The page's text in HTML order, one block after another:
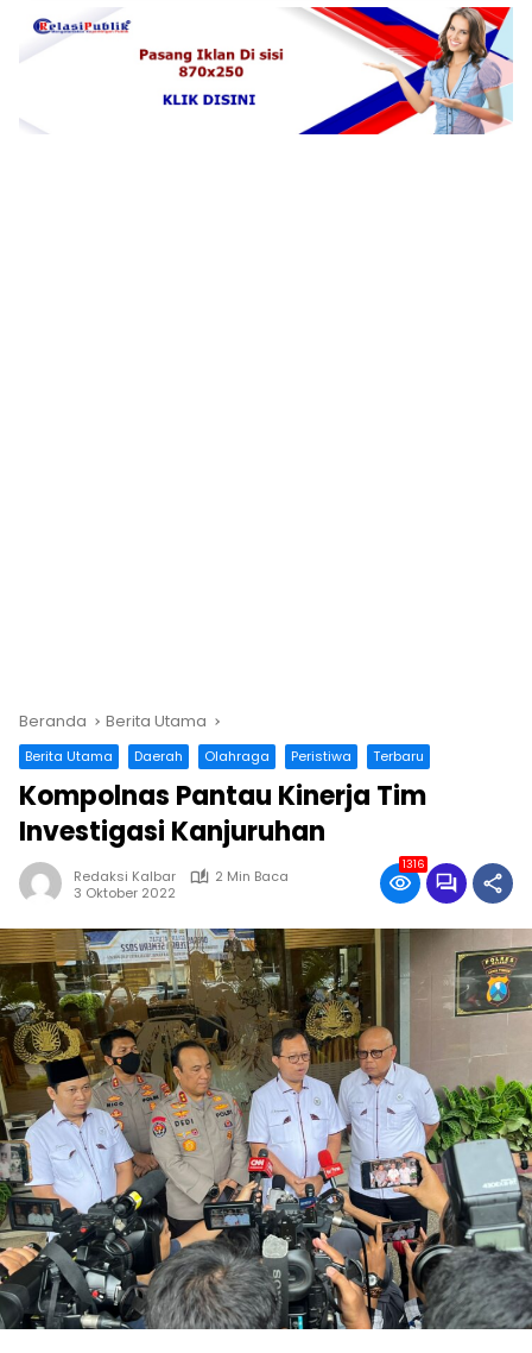
Beranda Berita Utama
Berita Utama Daerah Olahraga Peristiwa Terbaru
Kompolnas Pantau Kinerja Tim
Investigasi Kanjuruhan
Redaksi Kalbar
2 Min Baca
3 Oktober 2022
1316